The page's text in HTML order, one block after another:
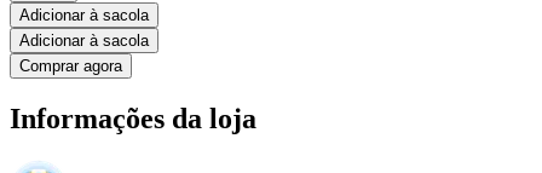
Adicionar à sacola
Adicionar à sacola
Comprar agora
Informações da loja